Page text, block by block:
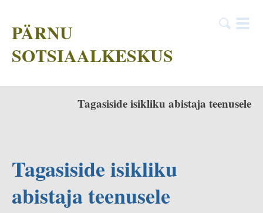
PÄRNU
SOTSIAALKESKUS
Tagasiside isikliku abistaja teenusele
Tagasiside isikliku
abistaja teenusele